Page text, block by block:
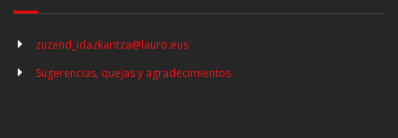
zuzend_idazkaritza@lauro.eus
Sugerencias, quejas y agradecimientos